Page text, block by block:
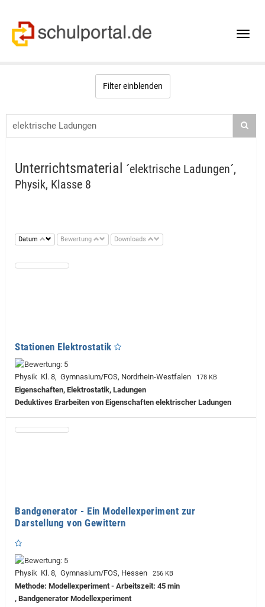
Toggle
Filter einblenden
Unterrichtsmaterial ´elektrische Ladungen´,
Physik, Klasse 8
Datum Bewertung Downloads
Stationen Elektrostatik
Physik Kl. 8, Gymnasium/FOS, Nordrhein-Westfalen 178 KB
Eigenschaften, Elektrostatik, Ladungen
Deduktives Erarbeiten von Eigenschaften elektrischer Ladungen
Bandgenerator - Ein Modellexperiment zur
Darstellung von Gewittern
Physik Kl. 8, Gymnasium/FOS, Hessen 256 KB
Methode: Modellexperiment - Arbeitszeit: 45 min
, Bandgenerator Modellexperiment